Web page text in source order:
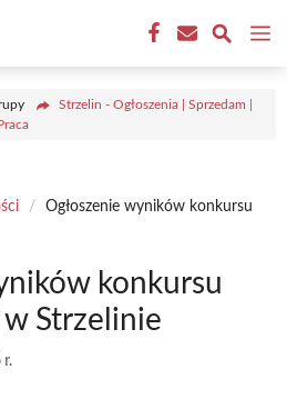
Strzelin - Ogłoszenia | Sprzedam |
/
Ogłoszenie wyników konkursu
konkursu
w Strzelinie
r.